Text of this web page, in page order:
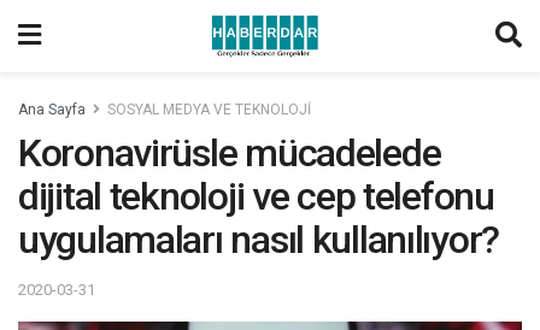
Ana Sayfa SOSYAL MEDYA VE TEKNOLOJİ
Koronavirüsle mücadelede
dijital teknoloji ve cep telefonu
uygulamaları nasıl kullanılıyor?
2020-03-31